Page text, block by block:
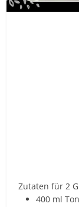
Zutaten für 2
400 ml